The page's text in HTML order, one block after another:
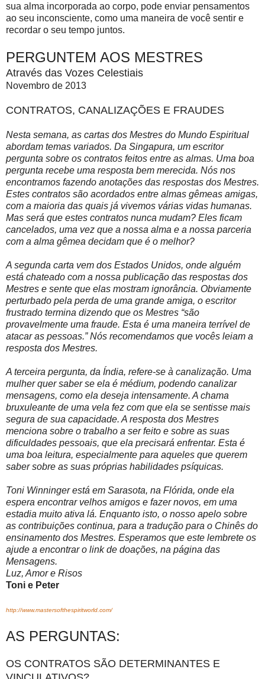
sua alma incorporada ao corpo, pode enviar pensamentos
ao seu inconsciente, como uma maneira de você sentir e
recordar o seu tempo juntos.
PERGUNTEM AOS MESTRES
Através das Vozes Celestiais
Novembro de 2013
CONTRATOS, CANALIZAÇÕES E FRAUDES
Nesta semana, as cartas dos Mestres do Mundo Espiritual
abordam temas variados. Da Singapura, um escritor
pergunta sobre os contratos feitos entre as almas. Uma boa
pergunta recebe uma resposta bem merecida. Nós nos
encontramos fazendo anotações das respostas dos Mestres.
Estes contratos são acordados entre almas gêmeas amigas,
com a maioria das quais já vivemos várias vidas humanas.
Mas será que estes contratos nunca mudam? Eles ficam
cancelados, uma vez que a nossa alma e a nossa parceria
com a alma gêmea decidam que é o melhor?
A segunda carta vem dos Estados Unidos, onde alguém
está chateado com a nossa publicação das respostas dos
Mestres e sente que elas mostram ignorância. Obviamente
perturbado pela perda de uma grande amiga, o escritor
frustrado termina dizendo que os Mestres “são
provavelmente uma fraude. Esta é uma maneira terrível de
atacar as pessoas.” Nós recomendamos que vocês leiam a
resposta dos Mestres.
A terceira pergunta, da Índia, refere-se à canalização. Uma
mulher quer saber se ela é médium, podendo canalizar
mensagens, como ela deseja intensamente. A chama
bruxuleante de uma vela fez com que ela se sentisse mais
segura de sua capacidade. A resposta dos Mestres
menciona sobre o trabalho a ser feito e sobre as suas
dificuldades pessoais, que ela precisará enfrentar. Esta é
uma boa leitura, especialmente para aqueles que querem
saber sobre as suas próprias habilidades psíquicas.
Toni Winninger está em Sarasota, na Flórida, onde ela
espera encontrar velhos amigos e fazer novos, em uma
estadia muito ativa lá. Enquanto isto, o nosso apelo sobre
as contribuições continua, para a tradução para o Chinês do
ensinamento dos Mestres. Esperamos que este lembrete os
ajude a encontrar o link de doações, na página das
Mensagens.
Luz, Amor e Risos
Toni e Peter
http://www.mastersofthespiritworld.com/
AS PERGUNTAS:
OS CONTRATOS SÃO DETERMINANTES E